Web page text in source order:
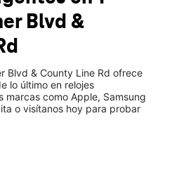
p.m.
p.m.
FL 34609
Blvd &
Blvd & County Line Rd ofrece
lo último en relojes
marcas como Apple, Samsung
o visítanos hoy para probar